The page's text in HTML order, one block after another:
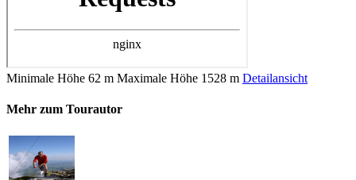
Minimale Höhe 62 m Maximale Höhe 1528 m Detailansicht
Mehr zum Tourautor